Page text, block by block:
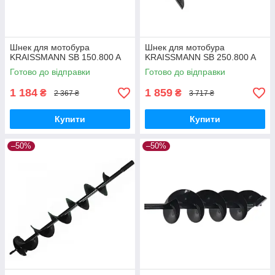
Шнек для мотобура
KRAISSMANN SB 150.800 A
Готово до відправки
1 184 ₴ 2 367 ₴
Купити
Шнек для мотобура
KRAISSMANN SB 250.800 A
Готово до відправки
1 859 ₴ 3 717 ₴
Купити
–50% –50%